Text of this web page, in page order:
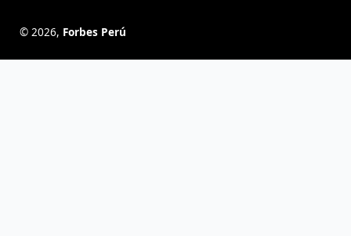
© 2026, Forbes Perú